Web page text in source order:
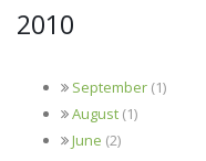
2010
September (1)
August (1)
June (2)